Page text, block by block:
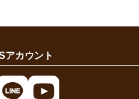
アカウント